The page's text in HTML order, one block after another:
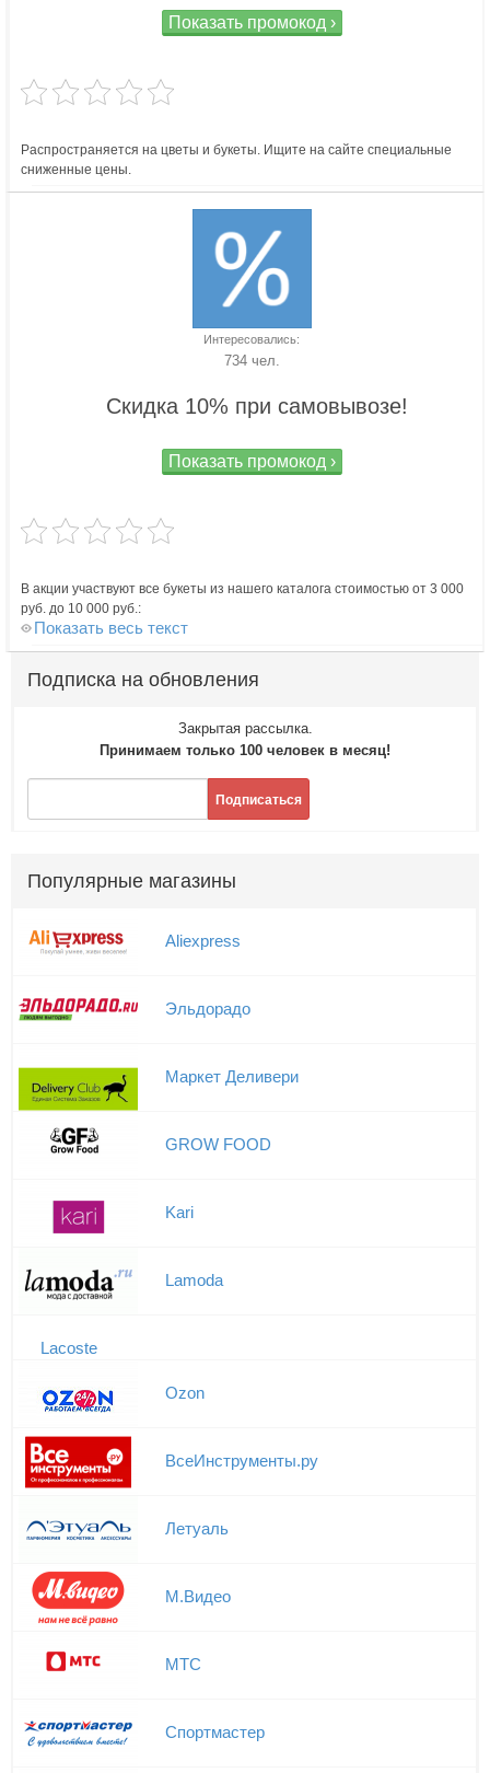
Показать промокод ›
Распространяется на цветы и букеты. Ищите на сайте специальные
сниженные цены.
Интересовались:
734 чел.
Скидка 10% при самовывозе!
Показать промокод ›
В акции участвуют все букеты из нашего каталога стоимостью от 3 000
руб. до 10 000 руб.:
Показать весь текст
Подписка на обновления
Закрытая рассылка.
Принимаем только 100 человек в месяц!
Подписаться
Популярные магазины
Aliexpress
Эльдорадо
Маркет Деливери
GROW FOOD
Kari
Lamoda
Lacoste
Ozon
ВсеИнструменты.ру
Летуаль
М.Видео
МТС
Спортмастер